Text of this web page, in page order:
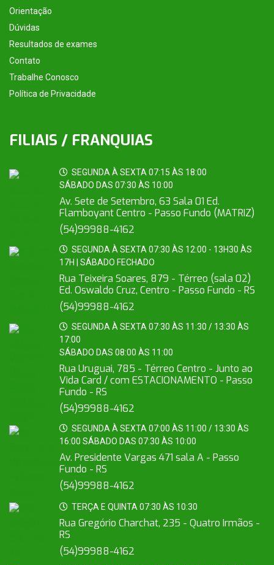
Orientação
Dúvidas
Resultados de exames
Contato
Trabalhe Conosco
Política de Privacidade
FILIAIS / FRANQUIAS
SEGUNDA À SEXTA 07:15 ÀS 18:00
SÁBADO DAS 07:30 ÀS 10:00
Av. Sete de Setembro, 63 Sala 01 Ed.
Flamboyant Centro - Passo Fundo (MATRIZ)
(54)99988-4162
SEGUNDA À SEXTA 07:30 ÀS 12:00 - 13H30 ÀS
17H | SÁBADO FECHADO
Rua Teixeira Soares, 879 - Térreo (sala 02)
Ed. Oswaldo Cruz, Centro - Passo Fundo - RS
(54)99988-4162
SEGUNDA À SEXTA 07:30 ÀS 11:30 / 13:30 ÀS
17:00
SÁBADO DAS 08:00 ÀS 11:00
Rua Uruguai, 785 - Térreo Centro - Junto ao
Vida Card / com ESTACIONAMENTO - Passo
Fundo - RS
(54)99988-4162
SEGUNDA À SEXTA 07:00 ÀS 11:00 / 13:30 ÀS
16:00 SÁBADO DAS 07:30 ÀS 10:00
Av. Presidente Vargas 471 sala A - Passo
Fundo - RS
(54)99988-4162
TERÇA E QUINTA 07:30 ÀS 10:30
Rua Gregório Charchat, 235 - Quatro Irmãos -
RS
(54)99988-4162